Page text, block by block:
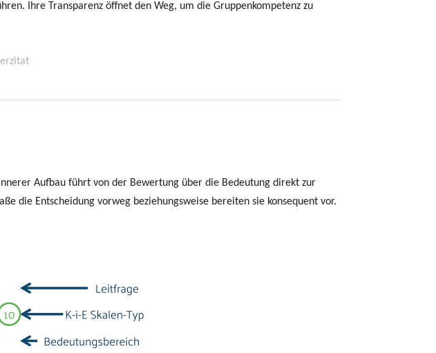
Ihre Transparenz öffnet den Weg, um die Gruppenkompetenz zu
Aufbau führt von der Bewertung über die Bedeutung direkt zur
die Entscheidung vorweg beziehungsweise bereiten sie konsequent vor.